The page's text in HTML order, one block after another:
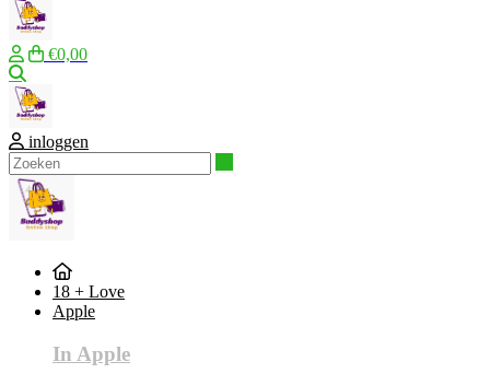
€0,00
inloggen
18 + Love
Apple
In Apple